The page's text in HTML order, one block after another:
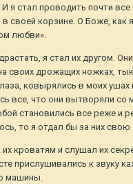
я стал проводить почти
в своей корзине. О Боже, как
любви».
я стал их другом.
своих дрожащих ножках,
ковырялись в моих ушах
все, что они вытворяли со
становились все реже и
то я отдал бы за них свою
кроватям и слушал их
прислушивались к звуку
машины.